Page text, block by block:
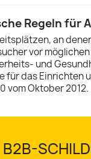
Regeln für
an
vor
und
das Einrichten
vom Oktober 2012.
B2B-